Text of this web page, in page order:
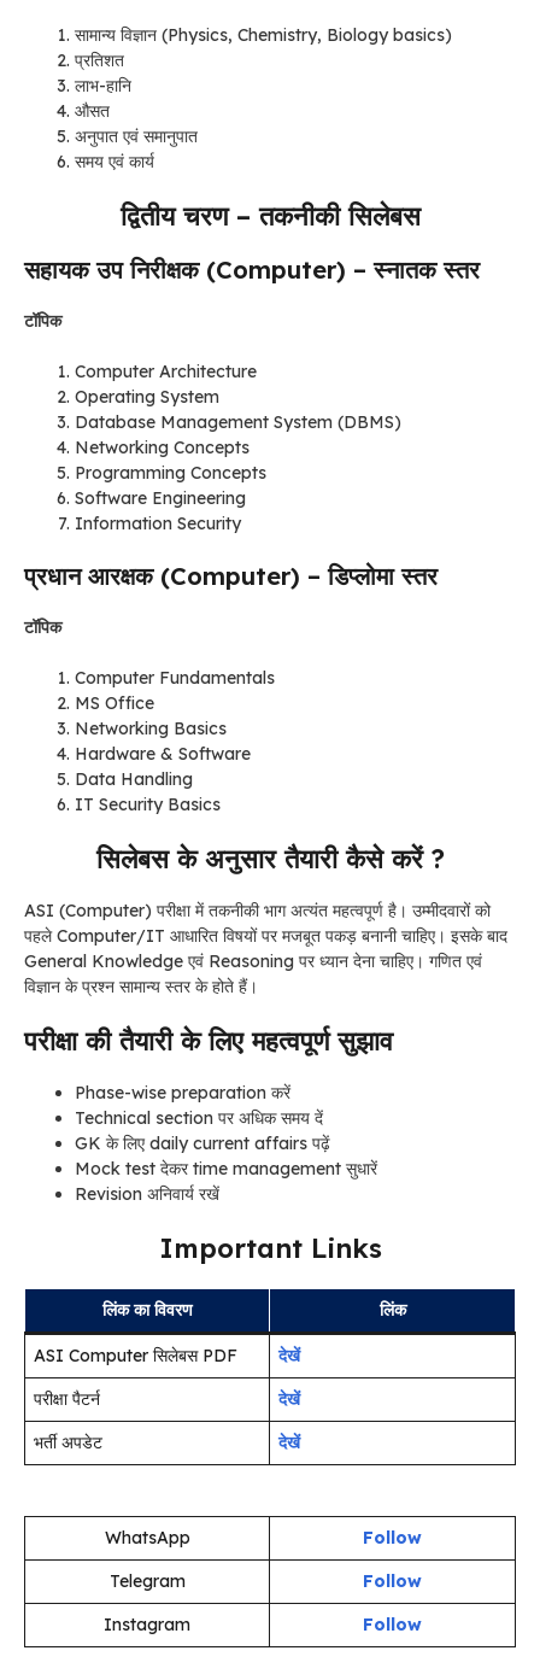
सामान्य विज्ञान (Physics, Chemistry, Biology basics)
प्रतिशत
लाभ-हानि
औसत
अनुपात एवं समानुपात
समय एवं कार्य
द्वितीय चरण – तकनीकी सिलेबस
सहायक उप निरीक्षक (Computer) – स्नातक स्तर
टॉपिक
Computer Architecture
Operating System
Database Management System (DBMS)
Networking Concepts
Programming Concepts
Software Engineering
Information Security
प्रधान आरक्षक (Computer) – डिप्लोमा स्तर
टॉपिक
Computer Fundamentals
MS Office
Networking Basics
Hardware & Software
Data Handling
IT Security Basics
सिलेबस के अनुसार तैयारी कैसे करें ?
ASI (Computer) परीक्षा में तकनीकी भाग अत्यंत महत्वपूर्ण है। उम्मीदवारों को
पहले Computer/IT आधारित विषयों पर मजबूत पकड़ बनानी चाहिए। इसके बाद
General Knowledge एवं Reasoning पर ध्यान देना चाहिए। गणित एवं
विज्ञान के प्रश्न सामान्य स्तर के होते हैं।
परीक्षा की तैयारी के लिए महत्वपूर्ण सुझाव
Phase-wise preparation करें
Technical section पर अधिक समय दें
GK के लिए daily current affairs पढ़ें
Mock test देकर time management सुधारें
Revision अनिवार्य रखें
Important Links
लिंक का विवरण लिंक
ASI Computer सिलेबस PDF
देखें
परीक्षा पैटर्न
देखें
भर्ती अपडेट
देखें
WhatsApp
Follow
Telegram
Follow
Instagram
Follow